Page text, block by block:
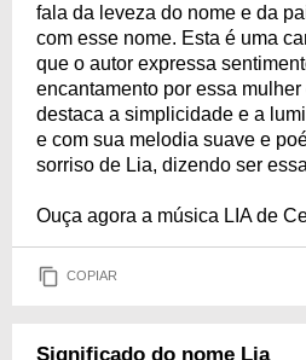
fala da leveza do nome e da
com esse nome. Esta é uma
que o autor expressa
encantamento por essa
destaca a simplicidade e a
e com sua melodia suave e
sorriso de Lia, dizendo ser
Ouça agora a música LIA de
COPIAR
Significado do nome Lia